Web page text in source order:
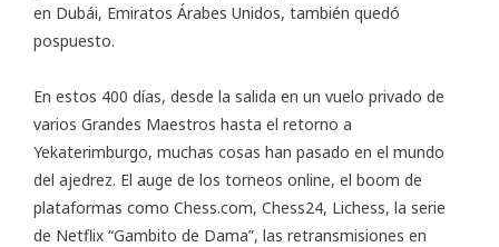
en Dubái, Emiratos Árabes Unidos, también quedó
pospuesto.
En estos 400 días, desde la salida en un vuelo privado de
varios Grandes Maestros hasta el retorno a
Yekaterimburgo, muchas cosas han pasado en el mundo
del ajedrez. El auge de los torneos online, el boom de
plataformas como Chess.com, Chess24, Lichess, la serie
de Netflix “Gambito de Dama”, las retransmisiones en